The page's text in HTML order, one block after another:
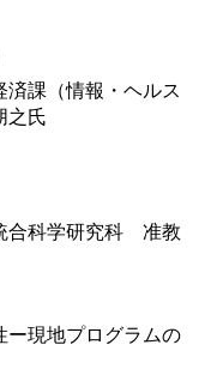
課（情報・ヘルス
之氏
科学研究科 准教
ー現地プログラムの